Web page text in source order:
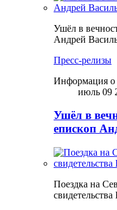
Ушёл в
Андрей
Пресс-релизы
Информация о
июль 09
Ушёл в
епископ
Поездка на